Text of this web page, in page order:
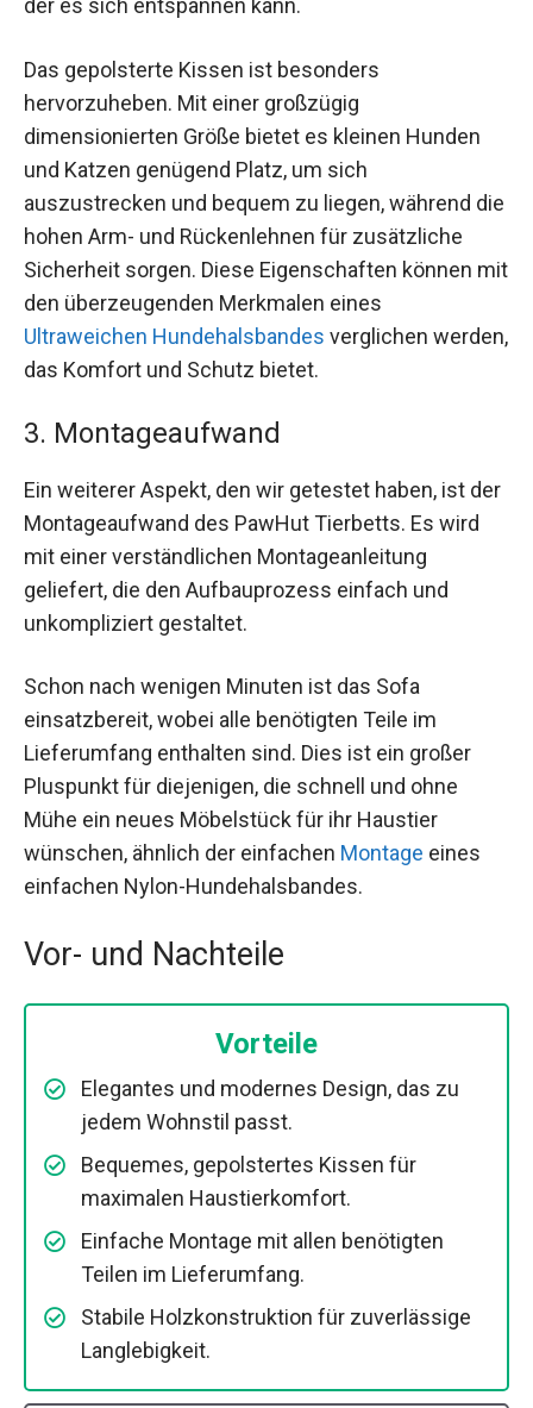
der es sich entspannen kann.
Das gepolsterte Kissen ist besonders
hervorzuheben. Mit einer großzügig
dimensionierten Größe bietet es kleinen Hunden
und Katzen genügend Platz, um sich
auszustrecken und bequem zu liegen, während die
hohen Arm- und Rückenlehnen für zusätzliche
Sicherheit sorgen. Diese Eigenschaften können mit
den überzeugenden Merkmalen eines
Ultraweichen Hundehalsbandes verglichen werden,
das Komfort und Schutz bietet.
3. Montageaufwand
Ein weiterer Aspekt, den wir getestet haben, ist der
Montageaufwand des PawHut Tierbetts. Es wird
mit einer verständlichen Montageanleitung
geliefert, die den Aufbauprozess einfach und
unkompliziert gestaltet.
Schon nach wenigen Minuten ist das Sofa
einsatzbereit, wobei alle benötigten Teile im
Lieferumfang enthalten sind. Dies ist ein großer
Pluspunkt für diejenigen, die schnell und ohne
Mühe ein neues Möbelstück für ihr Haustier
wünschen, ähnlich der einfachen Montage eines
einfachen Nylon-Hundehalsbandes.
Vor- und Nachteile
Vorteile
Elegantes und modernes Design, das zu
jedem Wohnstil passt.
Bequemes, gepolstertes Kissen für
maximalen Haustierkomfort.
Einfache Montage mit allen benötigten
Teilen im Lieferumfang.
Stabile Holzkonstruktion für zuverlässige
Langlebigkeit.